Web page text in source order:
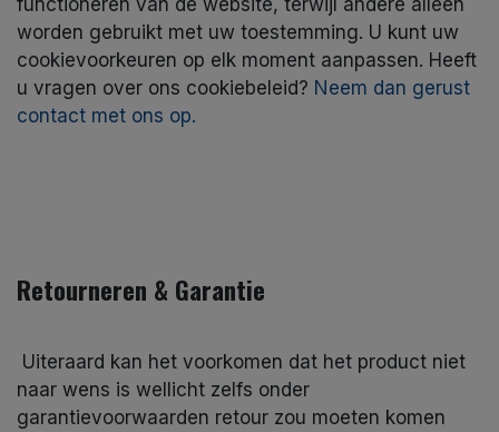
worden gebruikt met uw toestemming. U kunt uw
cookievoorkeuren op elk moment aanpassen. Heeft
u vragen over ons cookiebeleid? Neem dan gerust
contact met ons op.
Retourneren & Garantie
Uiteraard kan het voorkomen dat het product niet
naar wens is wellicht zelfs onder
garantievoorwaarden retour zou moeten komen